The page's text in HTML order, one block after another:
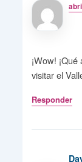
¡Wow!
visitar el
Responder